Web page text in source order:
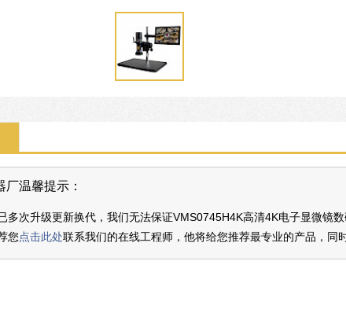
厂温馨提示：
多次升级更新换代，我们无法保证VMS0745H4K高清4K电子显微镜
您点击此处联系我们的在线工程师，他将给您推荐最专业的产品，同